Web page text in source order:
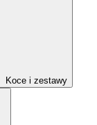
Koce i zestawy